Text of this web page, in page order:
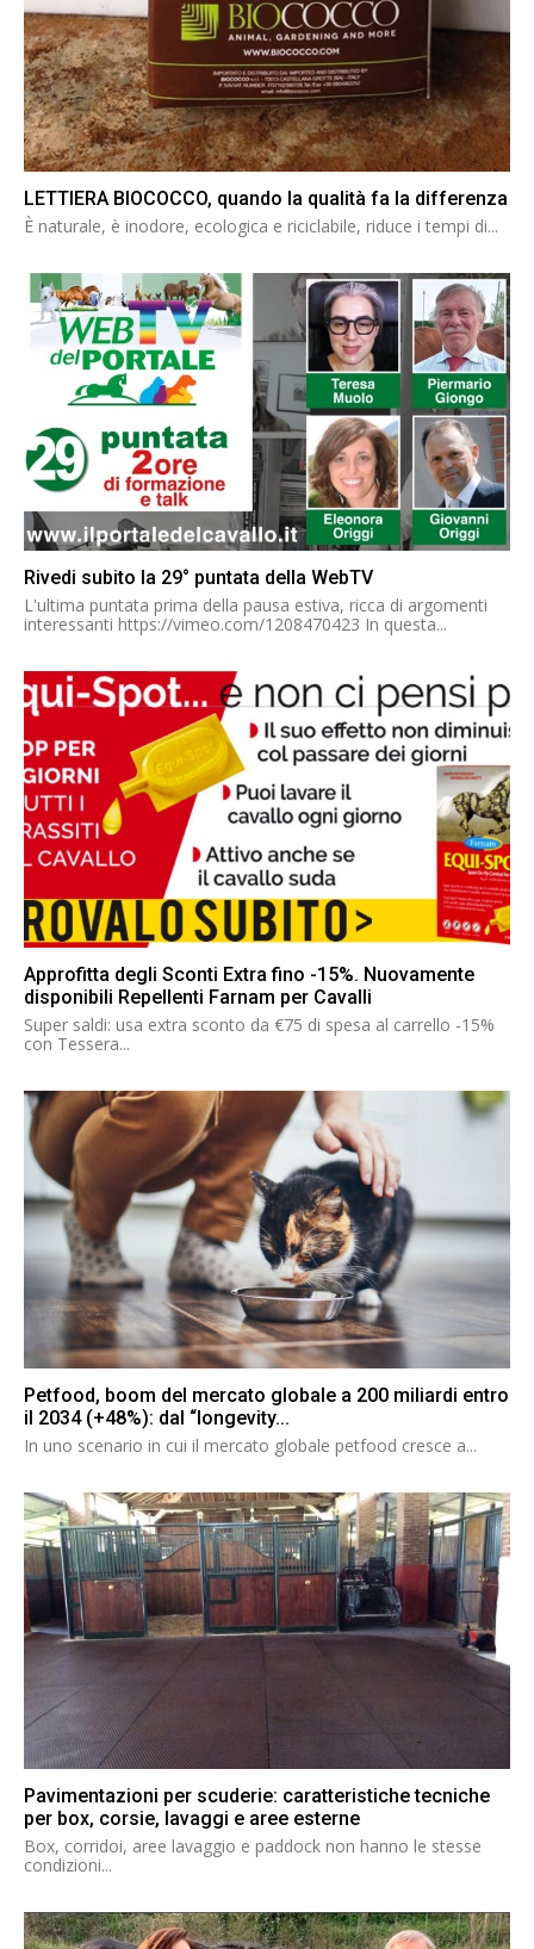
LETTIERA BIOCOCCO, quando la qualità fa la differenza
È naturale, è inodore, ecologica e riciclabile, riduce i tempi di...
Rivedi subito la 29° puntata della WebTV
L'ultima puntata prima della pausa estiva, ricca di argomenti
interessanti https://vimeo.com/1208470423 In questa...
Approfitta degli Sconti Extra fino -15%. Nuovamente
disponibili Repellenti Farnam per Cavalli
Super saldi: usa extra sconto da €75 di spesa al carrello -15%
con Tessera...
Petfood, boom del mercato globale a 200 miliardi entro
il 2034 (+48%): dal “longevity...
In uno scenario in cui il mercato globale petfood cresce a...
Pavimentazioni per scuderie: caratteristiche tecniche
per box, corsie, lavaggi e aree esterne
Box, corridoi, aree lavaggio e paddock non hanno le stesse
condizioni...